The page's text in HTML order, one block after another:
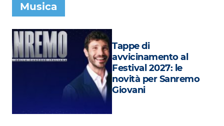
Foto
Speciali
Oroscopo
Radio Subasio Music Club
Sanremo 2026
News
Musica
Tappe di
avvicinamento al
Festival 2027: le
novità per Sanremo
Giovani